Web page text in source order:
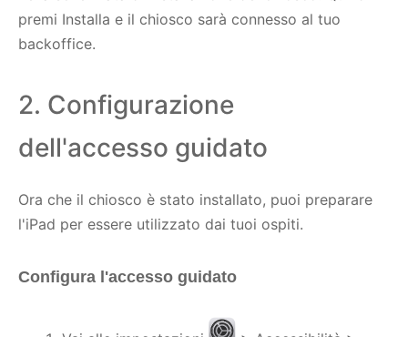
premi Installa e il chiosco sarà connesso al tuo
backoffice.
2. Configurazione
dell'accesso guidato
Ora che il chiosco è stato installato, puoi preparare
l'iPad per essere utilizzato dai tuoi ospiti.
Configura l'accesso guidato